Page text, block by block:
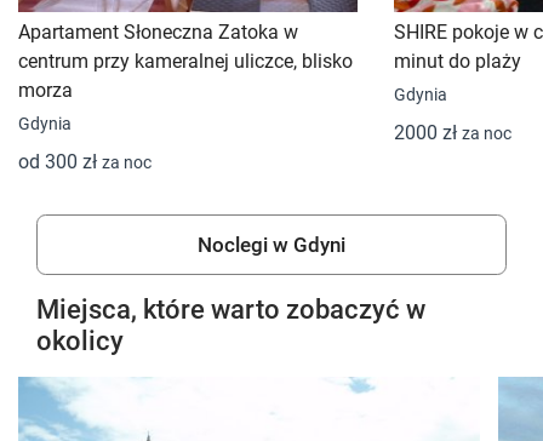
Apartament Słoneczna Zatoka w
centrum przy kameralnej uliczce, blisko
morza
Gdynia
od 300 zł za noc
SHIRE pokoje w
minut do plaży
Gdynia
2000 zł za noc
Noclegi w Gdyni
Miejsca, które warto zobaczyć w
okolicy